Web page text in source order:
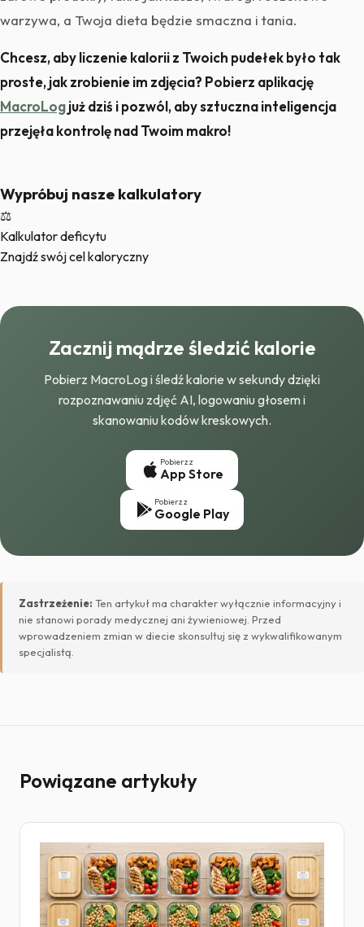
warzywa, a Twoja dieta będzie smaczna i tania.
Chcesz, aby liczenie kalorii z Twoich pudełek było tak
proste, jak zrobienie im zdjęcia? Pobierz aplikację
MacroLogjuż dziś i pozwól, aby sztuczna inteligencja
przejęła kontrolę nad Twoim makro!
Wypróbuj nasze kalkulatory
⚖️
Kalkulator deficytu
Znajdź swój cel kaloryczny
Zacznij mądrze śledzić kalorie
Pobierz MacroLog i śledź kalorie w sekundy dzięki
rozpoznawaniu zdjęć AI, logowaniu głosem i
skanowaniu kodów kreskowych.
Pobierz z
App Store
Pobierz z
Google Play
Zastrzeżenie: Ten artykuł ma charakter wyłącznie informacyjny i
nie stanowi porady medycznej ani żywieniowej. Przed
wprowadzeniem zmian w diecie skonsultuj się z wykwalifikowanym
specjalistą.
Powiązane artykuły